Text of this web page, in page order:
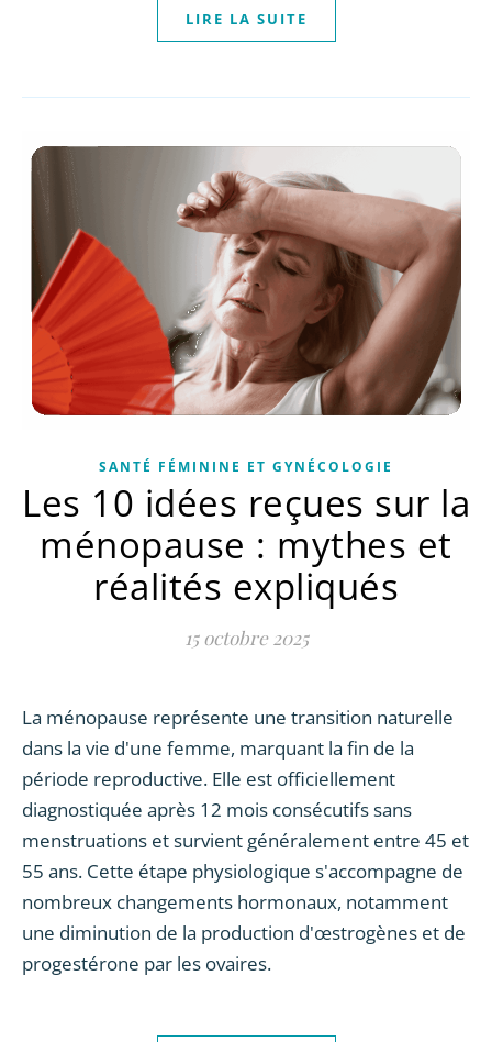
LIRE LA SUITE
SANTÉ FÉMININE ET GYNÉCOLOGIE
Les 10 idées reçues sur la
ménopause : mythes et
réalités expliqués
15 octobre 2025
La ménopause représente une transition naturelle
dans la vie d'une femme, marquant la fin de la
période reproductive. Elle est officiellement
diagnostiquée après 12 mois consécutifs sans
menstruations et survient généralement entre 45 et
55 ans. Cette étape physiologique s'accompagne de
nombreux changements hormonaux, notamment
une diminution de la production d'œstrogènes et de
progestérone par les ovaires.